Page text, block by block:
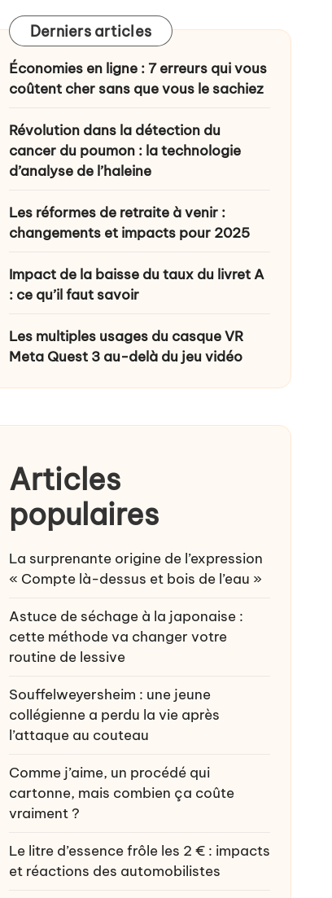
Derniers articles
Économies en ligne : 7 erreurs qui vous
coûtent cher sans que vous le sachiez
Révolution dans la détection du
cancer du poumon : la technologie
d’analyse de l’haleine
Les réformes de retraite à venir :
changements et impacts pour 2025
Impact de la baisse du taux du livret A
: ce qu’il faut savoir
Les multiples usages du casque VR
Meta Quest 3 au-delà du jeu vidéo
Articles
populaires
La surprenante origine de l’expression
« Compte là-dessus et bois de l’eau »
Astuce de séchage à la japonaise :
cette méthode va changer votre
routine de lessive
Souffelweyersheim : une jeune
collégienne a perdu la vie après
l’attaque au couteau
Comme j’aime, un procédé qui
cartonne, mais combien ça coûte
vraiment ?
Le litre d’essence frôle les 2 € : impacts
et réactions des automobilistes